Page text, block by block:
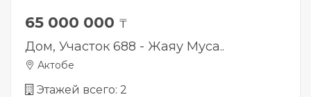
65 000 000 ₸
Дом, Участок 688 - Жаяу Муса..
Актобе
Этажей всего: 2